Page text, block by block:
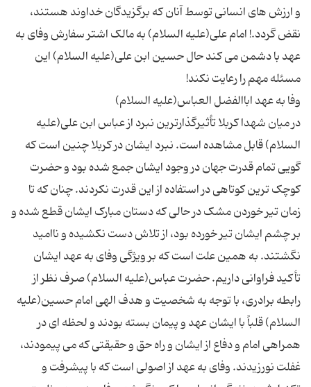
و ارزش های انسانی توسط آنان که برگزیدگان خداوند هستند،
نقض گردد.! امام علی(علیه السلام) به مالک اشتر سفارش وفای به
عهد با دشمن می کند حال حسین ابن علی(علیه السلام) این
در میان شهدا کربلا تأثیرگذارترین نبرد از عباس ابن علی(علیه
السلام) قابل مشاهده است. نبرد ایشان در کربلا چنین است که
گویی تمام قدرت جهان در وجود ایشان جمع شده بود و حضرت
کوچک ترین کوتاهی در استفاده از این قدرت نکردند. چنان که تا
زمان تیر خوردن مشک در حالی که دستان مبارک ایشان قطع شده و
بر چشم ایشان تیر خورده بود، از تلاش دست نکشیده و ناامید
نگشتند. به همین علت است که بر ویژگی وفای به عهد ایشان
تأکید فراوانی داریم. حضرت عباس(علیه السلام) صرف نظر از
رابطه برادری، با توجه به شخصیت و هدف الهی امام حسین(علیه
السلام) قلباً با ایشان عهد و پیمان بسته بودند و لحظه ای در
همراهی امام و دفاع از ایشان و راه حق و حقیقتی که می پیمودند،
غفلت نورزیدند. وفای به عهد از اصولی است که با پیشرفت و